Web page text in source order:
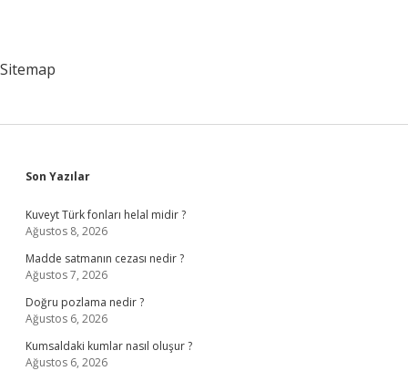
Sitemap
Sidebar
Son Yazılar
Kuveyt Türk fonları helal midir ?
Ağustos 8, 2026
Madde satmanın cezası nedir ?
Ağustos 7, 2026
Doğru pozlama nedir ?
Ağustos 6, 2026
Kumsaldaki kumlar nasıl oluşur ?
Ağustos 6, 2026